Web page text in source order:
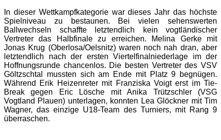
In dieser Wettkampfkategorie war dieses Jahr das höchste
Spielniveau zu bestaunen. Bei vielen sehenswerten
Ballwechseln schaffte letztendlich kein vogtländischer
Vertreter das Halbfinale zu erreichen. Melina Gerke mit
Jonas Krug (Oberlosa/Oelsnitz) waren noch nah dran, aber
letztendlich nach der ersten Viertelfinalniederlage im der
Hoffnungsrunde chancenlos. Die besten Vertreter des VSV
Göltzschtal mussten sich am Ende mit Platz 9 begnügen.
Während Erik Heizenreter mit Franziska Voigt erst im Tie-
Break gegen Eric Lösche mit Anika Trützschler (VSG
Vogtland Plauen) unterlagen, konnten Lea Glöckner mit Tim
Wagner, das einzige U18-Team des Turniers, mit Rang 9
überraschen.